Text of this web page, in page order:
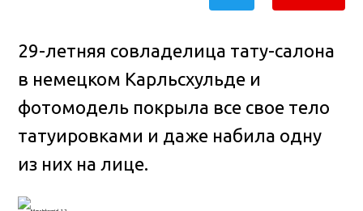
29-летняя совладелица тату-салона
в немецком Карльсхульде и
фотомодель покрыла все свое тело
татуировками и даже набила одну
из них на лице.